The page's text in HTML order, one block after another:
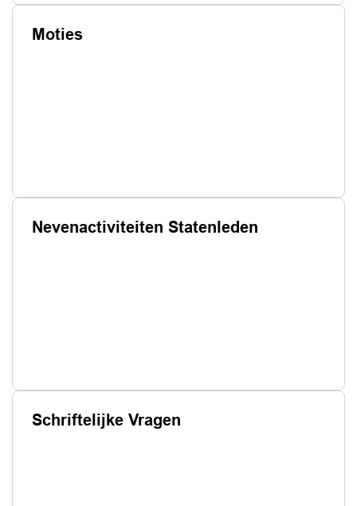
Moties
Nevenactiviteiten Statenleden
Schriftelijke Vragen